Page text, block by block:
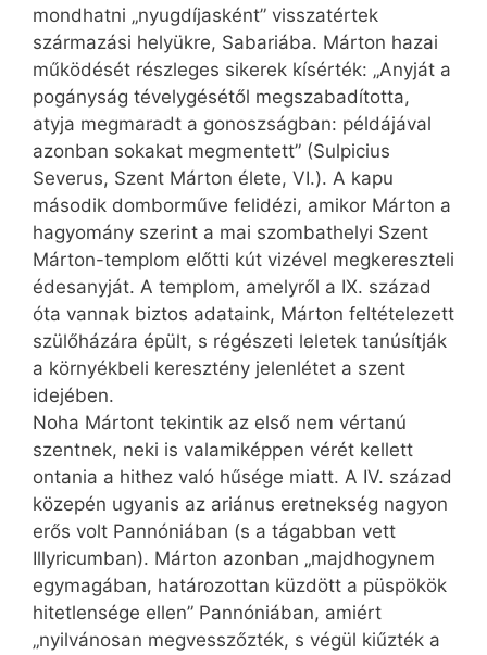
mondhatni „nyugdíjasként” visszatértek
származási helyükre, Sabariába. Márton hazai
működését részleges sikerek kísérték: „Anyját a
pogányság tévelygésétől megszabadította,
atyja megmaradt a gonoszságban: példájával
azonban sokakat meg­men­tett” (Sulpicius
Severus, Szent Márton élete, VI.). A kapu
második domborműve felidézi, amikor Márton a
hagyomány szerint a mai szombathelyi Szent
Márton-templom előtti kút vizével megkereszteli
édesanyját. A templom, amelyről a IX. század
óta vannak biztos adataink, Márton feltételezett
szülőházára épült, s régészeti leletek tanúsítják
a környékbeli keresztény jelenlétet a szent
idejében.
Noha Mártont tekintik az első nem vértanú
szentnek, neki is valamiképpen vérét kellett
ontania a hithez való hűsége miatt. A IV. század
közepén ugyanis az ariánus eretnekség nagyon
erős volt Pannóniában (s a tágabban vett
Illyricumban). Márton azonban „majdhogynem
egymagában, határozottan küzdött a püspökök
hitetlensége ellen” Pannóniában, amiért
„nyilvánosan megvesszőzték, s végül kiűzték a